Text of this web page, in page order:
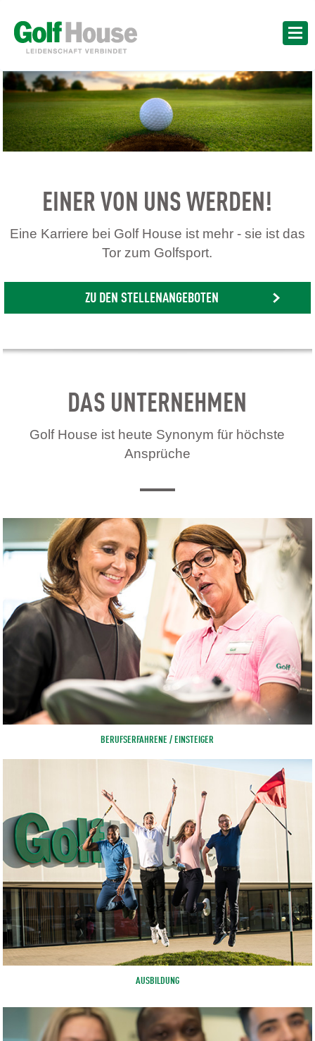
EINER VON UNS WERDEN!
Eine Karriere bei Golf House ist mehr - sie ist das
Tor zum Golfsport.
ZU DEN STELLENANGEBOTEN
DAS UNTERNEHMEN
Golf House ist heute Synonym für höchste
Ansprüche
BERUFSERFAHRENE / EINSTEIGER
AUSBILDUNG